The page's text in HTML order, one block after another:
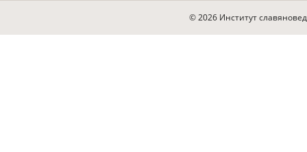
© 2026 Институт